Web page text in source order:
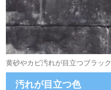
黄砂やカビ汚れが目立つブラック
汚れが目立つ色